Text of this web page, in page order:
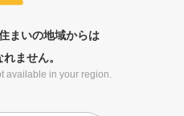
まいの地域からは
ません。
available in your region.